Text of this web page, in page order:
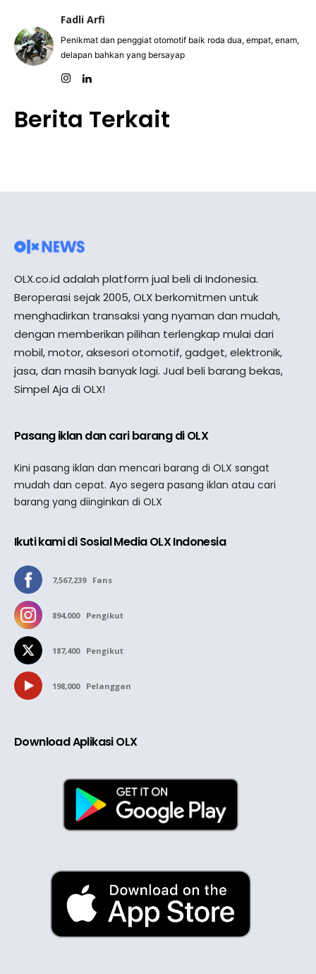
Fadli Arfi
Penikmat dan penggiat otomotif baik roda dua, empat, enam,
delapan bahkan yang bersayap
Berita Terkait
OLX.co.id adalah platform jual beli di Indonesia.
Beroperasi sejak 2005, OLX berkomitmen untuk
menghadirkan transaksi yang nyaman dan mudah,
dengan memberikan pilihan terlengkap mulai dari
mobil, motor, aksesori otomotif, gadget, elektronik,
jasa, dan masih banyak lagi. Jual beli barang bekas,
Simpel Aja di OLX!
Pasang iklan dan cari barang di OLX
Kini pasang iklan dan mencari barang di OLX sangat
mudah dan cepat. Ayo segera pasang iklan atau cari
barang yang diinginkan di OLX
Ikuti kami di Sosial Media OLX Indonesia
7,567,239 Fans
894,000 Pengikut
187,400 Pengikut
198,000 Pelanggan
Download Aplikasi OLX